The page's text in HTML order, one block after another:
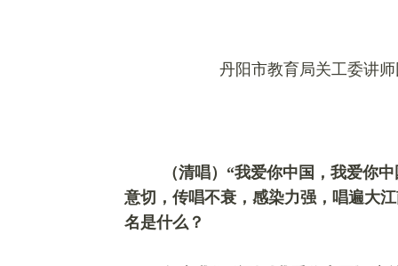
丹阳市教育局关工委讲
（清唱） “我爱你中国，我爱你
意切，传唱不衰，感染力强，唱遍大
名是什么？